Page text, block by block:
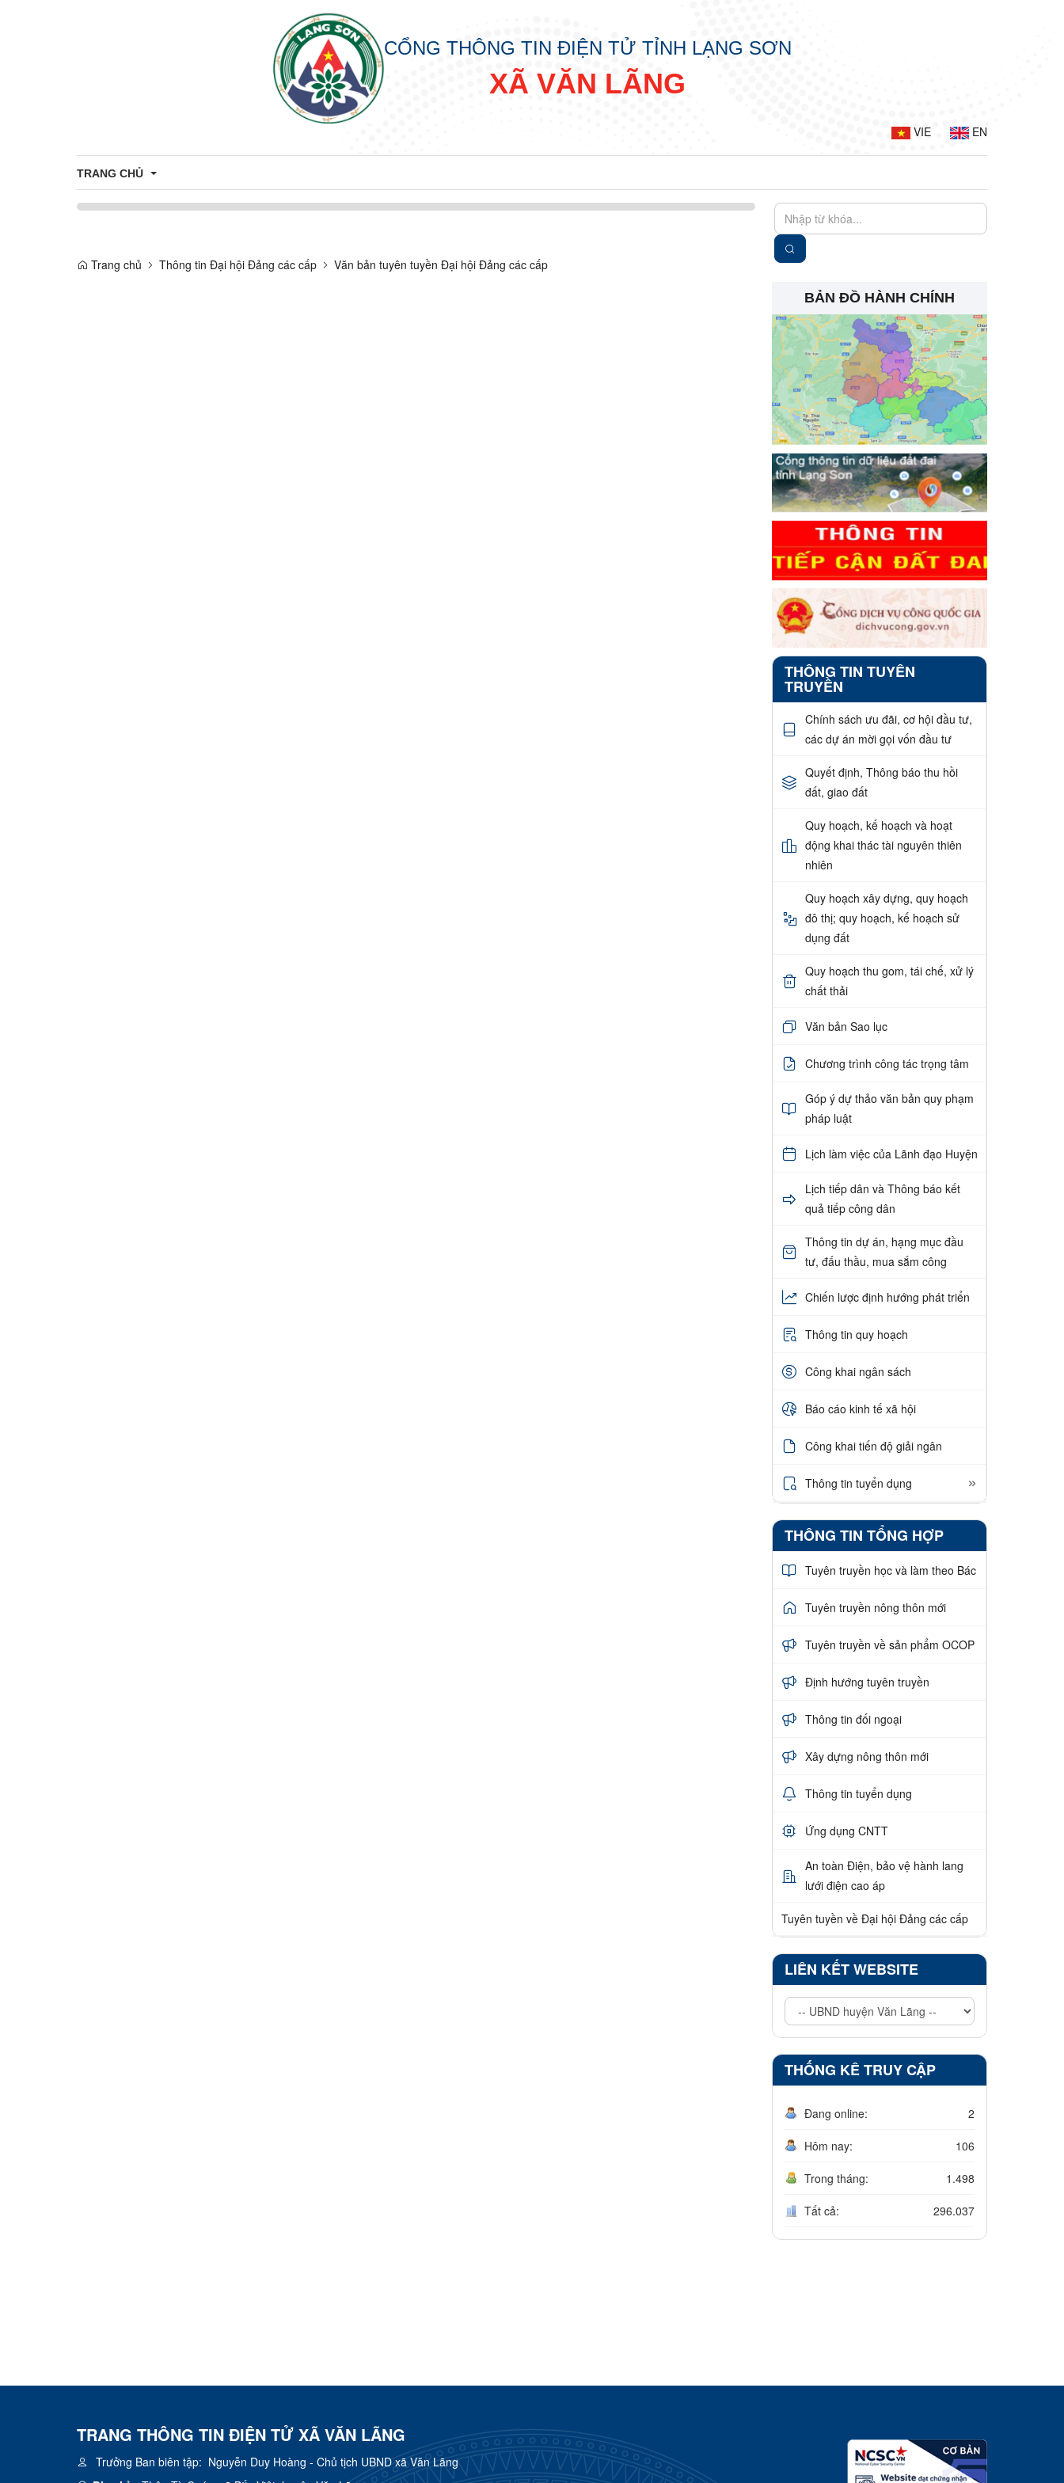
CỔNG THÔNG TIN ĐIỆN TỬ TỈNH LẠNG SƠN
XÃ VĂN LÃNG
VIE EN
TRANG CHỦ
THỦ TỤC HÀNH CHÍNH
Trang chủ Thông tin Đại hội Đảng các cấp Văn bản tuyên tuyền Đại hội Đảng các cấp
BẢN ĐỒ HÀNH CHÍNH
THÔNG TIN TUYÊN
TRUYỀN
Chính sách ưu đãi, cơ hội đầu tư,
các dự án mời gọi vốn đầu tư
Quyết định, Thông báo thu hồi
đất, giao đất
Quy hoạch, kế hoạch và hoạt
động khai thác tài nguyên thiên
nhiên
Quy hoạch xây dựng, quy hoạch
đô thị; quy hoạch, kế hoạch sử
dụng đất
Quy hoạch thu gom, tái chế, xử lý
chất thải
Văn bản Sao lục
Chương trình công tác trọng tâm
Góp ý dự thảo văn bản quy phạm
pháp luật
Lịch làm việc của Lãnh đạo Huyện
Lịch tiếp dân và Thông báo kết
quả tiếp công dân
Thông tin dự án, hạng mục đầu
tư, đấu thầu, mua sắm công
Chiến lược định hướng phát triển
Thông tin quy hoạch
Công khai ngân sách
Báo cáo kinh tế xã hội
Công khai tiến độ giải ngân
Thông tin tuyển dụng
THÔNG TIN TỔNG HỢP
Tuyên truyền học và làm theo Bác
Tuyên truyền nông thôn mới
Tuyên truyền về sản phẩm OCOP
Định hướng tuyên truyền
Thông tin đối ngoại
Xây dựng nông thôn mới
Thông tin tuyển dụng
Ứng dụng CNTT
An toàn Điện, bảo vệ hành lang
lưới điện cao áp
Tuyên tuyền về Đại hội Đảng các cấp
LIÊN KẾT WEBSITE
THỐNG KÊ TRUY CẬP
Đang online: 2
Hôm nay: 106
Trong tháng: 1.498
Tất cả: 296.037
TRANG THÔNG TIN ĐIỆN TỬ XÃ VĂN LÃNG
Trưởng Ban biên tập: Nguyễn Duy Hoàng - Chủ tịch UBND xã Văn Lãng